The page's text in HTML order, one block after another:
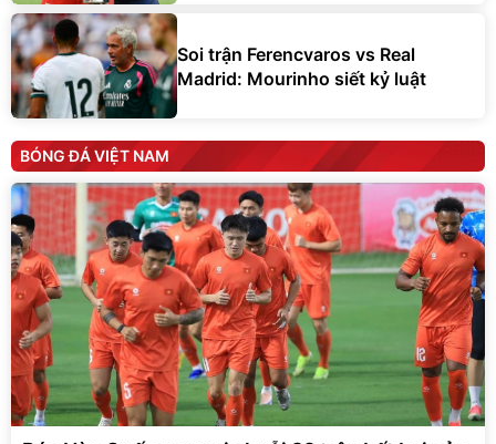
Soi trận Ferencvaros vs Real
Madrid: Mourinho siết kỷ luật
BÓNG ĐÁ VIỆT NAM